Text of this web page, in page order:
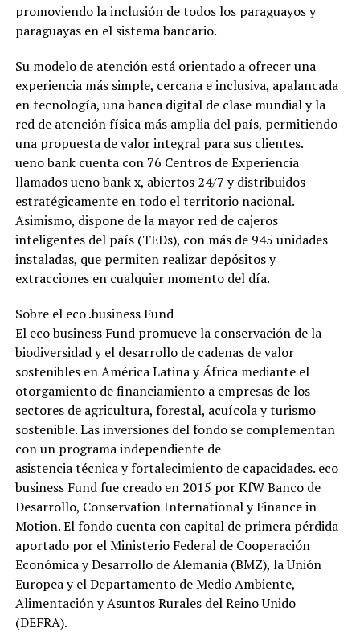
promoviendo la inclusión de todos los paraguayos y
paraguayas en el sistema bancario.
Su modelo de atención está orientado a ofrecer una
experiencia más simple, cercana e inclusiva, apalancada
en tecnología, una banca digital de clase mundial y la
red de atención física más amplia del país, permitiendo
una propuesta de valor integral para sus clientes.
ueno bank cuenta con 76 Centros de Experiencia
llamados ueno bank x, abiertos 24/7 y distribuidos
estratégicamente en todo el territorio nacional.
Asimismo, dispone de la mayor red de cajeros
inteligentes del país (TEDs), con más de 945 unidades
instaladas, que permiten realizar depósitos y
extracciones en cualquier momento del día.
Sobre el eco .business Fund
El eco business Fund promueve la conservación de la
biodiversidad y el desarrollo de cadenas de valor
sostenibles en América Latina y África mediante el
otorgamiento de financiamiento a empresas de los
sectores de agricultura, forestal, acuícola y turismo
sostenible. Las inversiones del fondo se complementan
con un programa independiente de
asistencia técnica y fortalecimiento de capacidades. eco
business Fund fue creado en 2015 por KfW Banco de
Desarrollo, Conservation International y Finance in
Motion. El fondo cuenta con capital de primera pérdida
aportado por el Ministerio Federal de Cooperación
Económica y Desarrollo de Alemania (BMZ), la Unión
Europea y el Departamento de Medio Ambiente,
Alimentación y Asuntos Rurales del Reino Unido
(DEFRA).